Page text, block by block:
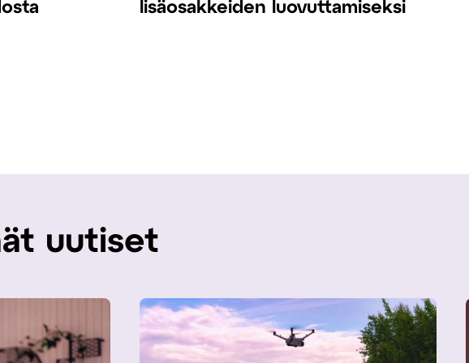
lisäosakkeiden luovuttamiseksi
uutiset